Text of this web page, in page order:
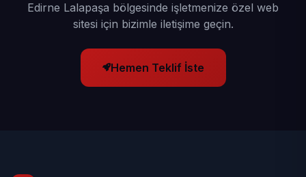
Edirne Lalapaşa bölgesinde işletmenize özel web
sitesi için bizimle iletişime geçin.
Hemen Teklif İste